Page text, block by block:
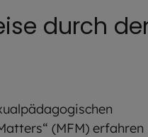
durch
(MFM) erfahren